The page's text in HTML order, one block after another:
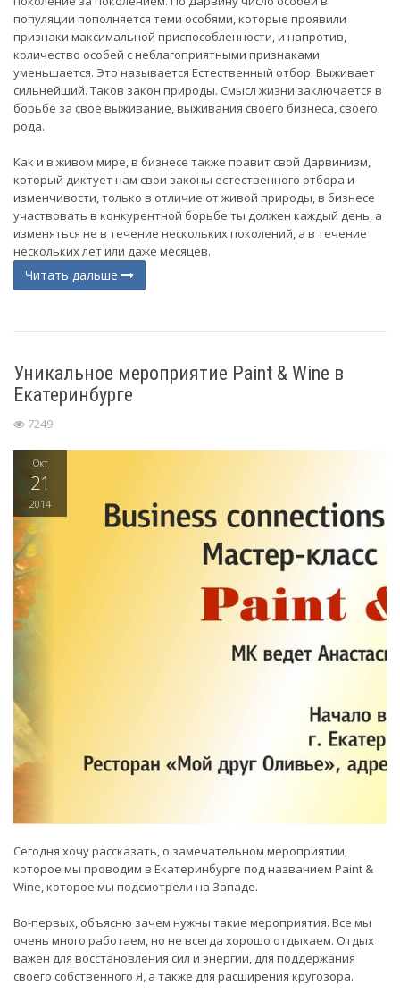
популяции пополняется теми особями, которые проявили
признаки максимальной приспособленности, и напротив,
количество особей с неблагоприятными признаками
уменьшается. Это называется Естественный отбор. Выживает
сильнейший. Таков закон природы. Смысл жизни заключается в
борьбе за свое выживание, выживания своего бизнеса, своего
рода.
Как и в живом мире, в бизнесе также правит свой Дарвинизм,
который диктует нам свои законы естественного отбора и
изменчивости, только в отличие от живой природы, в бизнесе
участвовать в конкурентной борьбе ты должен каждый день, а
изменяться не в течение нескольких поколений, а в течение
нескольких лет или даже месяцев.
Читать дальше
Уникальное мероприятие Paint & Wine в
Екатеринбурге
7249
Окт
21
2014
Сегодня хочу рассказать, о замечательном мероприятии,
которое мы проводим в Екатеринбурге под названием Paint &
Wine, которое мы подсмотрели на Западе.
Во-первых, объясню зачем нужны такие мероприятия. Все мы
очень много работаем, но не всегда хорошо отдыхаем. Отдых
важен для восстановления сил и энергии, для поддержания
своего собственного Я, а также для расширения кругозора.